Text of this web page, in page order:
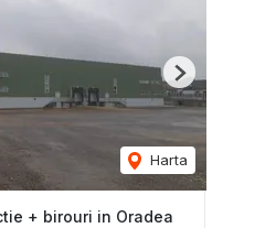
Harta
Next
+ birouri in Oradea